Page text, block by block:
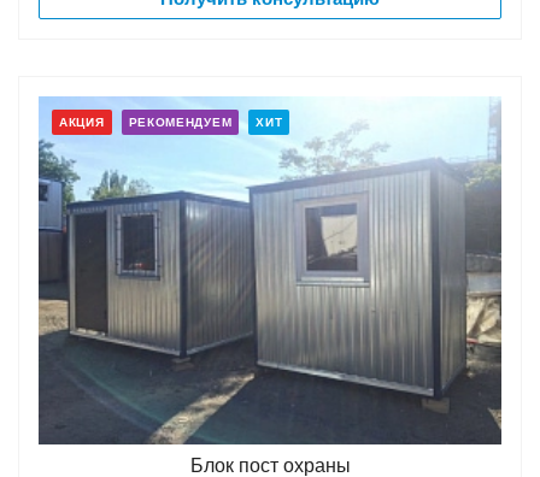
АКЦИЯ РЕКОМЕНДУЕМ ХИТ
Блок пост охраны